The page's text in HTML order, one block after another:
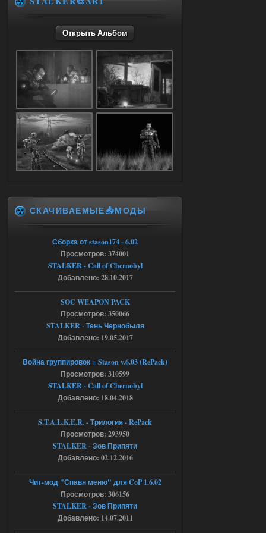
Ответить ➤
09:03
Stalker-Mods-Clan-su
Доступно только для пользователей
Ответить ➤
05.08.2026
Объединенный Пак 2 + OGSR +
STCoP WP 3.4
Доступно только для пользователей
Ответить ➤
Объединенный Пак 2 + OGSR +
STCoP WP 3.4
Stalker-Mods-Clan-su
Доступно только для пользователей
Ответить ➤
04.08.2026
Объединенный Пак 2 + OGSR +
STCoP WP 3.4
Доступно только для пользователей
Ответить ➤
04.08.2026
Объединенный Пак 2 + OGSR +
STCoP WP 3.4
Открыть Альбом
СКАЧИВАЕМЫЕ📥МОДЫ
Сборка от stason174 - 6.02
Просмотров: 374001
STALKER - Call of Chernobyl
Добавлено: 28.10.2017
SOC WEAPON PACK
Просмотров: 350066
STALKER - Тень Чернобыля
Добавлено: 19.05.2017
Война группировок + Stason v.6.03 (RePack)
Просмотров: 310599
STALKER - Call of Chernobyl
Добавлено: 18.04.2018
S.T.A.L.K.E.R. - Трилогия - RePack
Просмотров: 293950
STALKER - Зов Припяти
Добавлено: 02.12.2016
Чит-мод "Спавн меню" для CoP 1.6.02
Просмотров: 306156
STALKER - Зов Припяти
Добавлено: 14.07.2011